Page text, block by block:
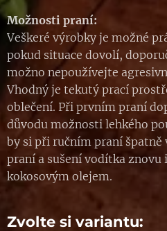
Možnosti praní:
Veškeré výrobky je možné
pokud situace dovolí,
možno nepoužívejte
Vhodný je tekutý prací
oblečení. Při prvním praní
důvodu možnosti lehkého
by si při ručním praní špatně
praní a sušení vodítka
kokosovým olejem.
Zvolte si variantu: